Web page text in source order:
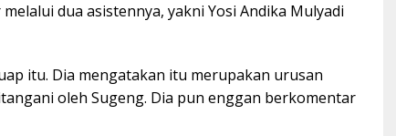
dua asistennya, yakni Yosi Andika Mulyadi
itu. Dia mengatakan itu merupakan urusan
oleh Sugeng. Dia pun enggan berkomentar